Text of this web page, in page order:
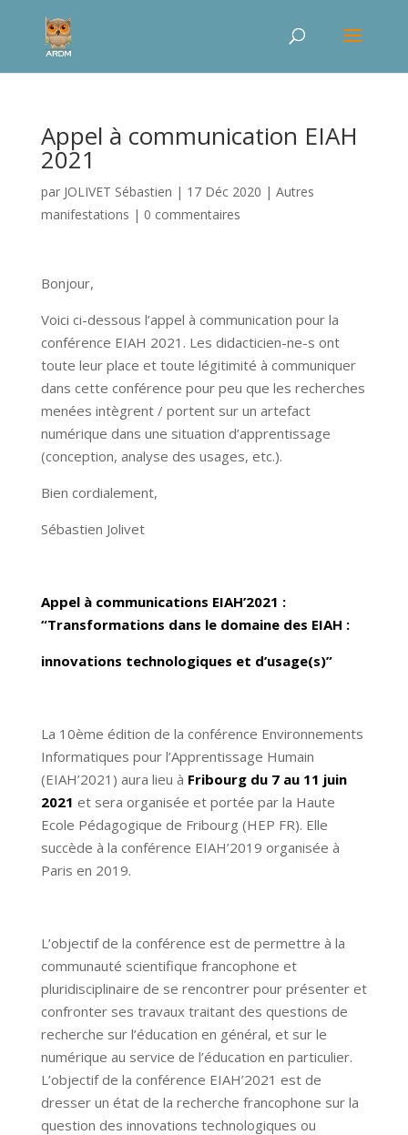
Appel à communication EIAH
2021
par JOLIVET Sébastien | 17 Déc 2020 | Autres
manifestations | 0 commentaires
Bonjour,
Voici ci-dessous l’appel à communication pour la
conférence EIAH 2021. Les didacticien-ne-s ont
toute leur place et toute légitimité à communiquer
dans cette conférence pour peu que les recherches
menées intègrent / portent sur un artefact
numérique dans une situation d’apprentissage
(conception, analyse des usages, etc.).
Bien cordialement,
Sébastien Jolivet
Appel à communications EIAH’2021 :
“Transformations dans le domaine des EIAH :
innovations technologiques et d’usage(s)”
La 10ème édition de la conférence Environnements
Informatiques pour l’Apprentissage Humain
(EIAH’2021) aura lieu à Fribourg du 7 au 11 juin
2021 et sera organisée et portée par la Haute
Ecole Pédagogique de Fribourg (HEP FR). Elle
succède à la conférence EIAH’2019 organisée à
Paris en 2019.
L’objectif de la conférence est de permettre à la
communauté scientifique francophone et
pluridisciplinaire de se rencontrer pour présenter et
confronter ses travaux traitant des questions de
recherche sur l’éducation en général, et sur le
numérique au service de l’éducation en particulier.
L’objectif de la conférence EIAH’2021 est de
dresser un état de la recherche francophone sur la
question des innovations technologiques ou